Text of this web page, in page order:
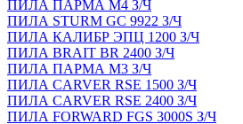
ПИЛА ПАРМА М4 З/Ч
ПИЛА STURM GC 9922 З/Ч
ПИЛА КАЛИБР ЭПЦ 1200 З/Ч
ПИЛА BRAIT BR 2400 З/Ч
ПИЛА ПАРМА М3 З/Ч
ПИЛА CARVER RSE 1500 З/Ч
ПИЛА CARVER RSE 2400 З/Ч
ПИЛА FORWARD FGS 3000S З/Ч